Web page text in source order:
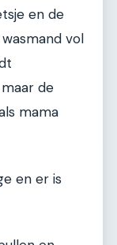
en de
vol
de
mama
en er is